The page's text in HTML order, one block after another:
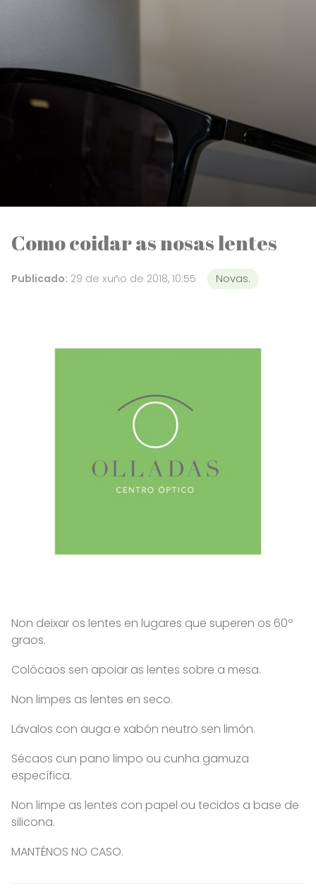
Como coidar as nosas lentes
Publicado: 29 de xuño de 2018, 10:55 Novas.
Non deixar os lentes en lugares que superen os 60º
graos.
Colócaos sen apoiar as lentes sobre a mesa.
Non limpes as lentes en seco.
Lávalos con auga e xabón neutro sen limón.
Sécaos cun pano limpo ou cunha gamuza
específica.
Non limpe as lentes con papel ou tecidos a base de
silicona.
MANTÉNOS NO CASO.